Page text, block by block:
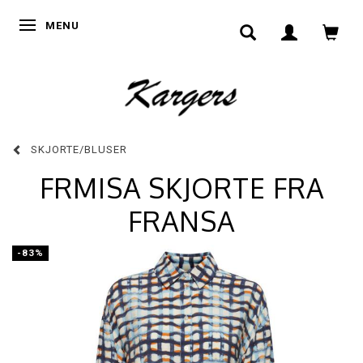
SKIFTE NAVIGATION
MENU
SKJORTE/BLUSER
FRMISA SKJORTE FRA
FRANSA
-83%